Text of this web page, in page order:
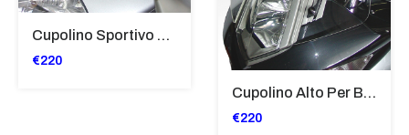
Cupolino Sportivo Per Bmw K 1200 R Sport 2005-07 TRASPARENTE - Sc967-T
€220
Cupolino Alto Per Bmw R 1200 St 2004 - 2007 TRASPARENTE - Sc950-T
€220